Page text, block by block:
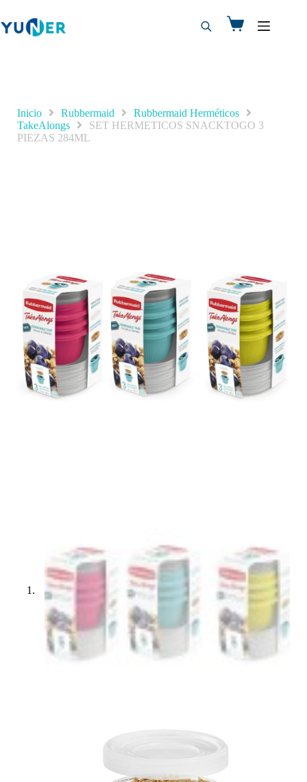
Inicio Rubbermaid
Rubbermaid Herméticos
TakeAlongs
SET HERMETICOS SNACKTOGO 3
PIEZAS 284ML